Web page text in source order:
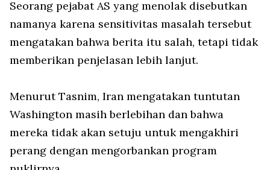
Seorang pejabat AS yang menolak disebutkan
namanya karena sensitivitas masalah tersebut
mengatakan bahwa berita itu salah, tetapi tidak
memberikan penjelasan lebih lanjut.
Menurut Tasnim, Iran mengatakan tuntutan
Washington masih berlebihan dan bahwa
mereka tidak akan setuju untuk mengakhiri
perang dengan mengorbankan program